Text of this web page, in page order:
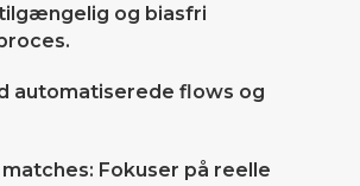
og biasfri
automatiserede flows og
Fokuser på reelle